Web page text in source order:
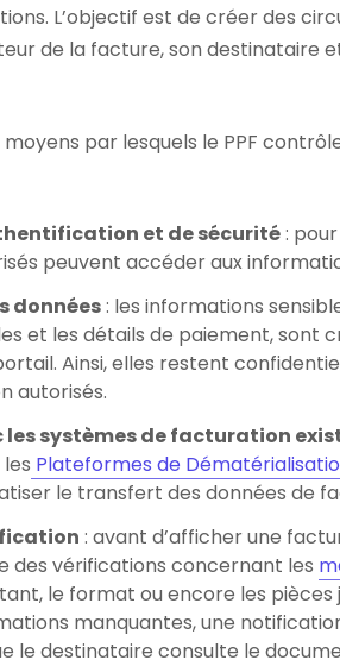
L’objectif est de créer des
de la facture, son destinataire
par lesquels le PPF
et de sécurité:
peuvent accéder aux
données: les informations
et les détails de paiement, sont
Ainsi, elles restent
autorisés.
les systèmes de facturation
Plateformes de
le transfert des données de
: avant d’afficher une
des vérifications concernant les
le format ou encore les pièces
manquantes, une
le destinataire consulte le